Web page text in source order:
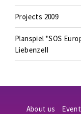
Projects 2009
Planspiel "SOS
Liebenzell
About us